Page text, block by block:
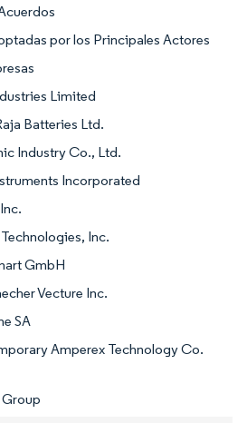
por los Principales Actores
Limited
Batteries Ltd.
Industry Co., Ltd.
Incorporated
Inc.
GmbH
Vecture Inc.
SA
Amperex Technology Co.